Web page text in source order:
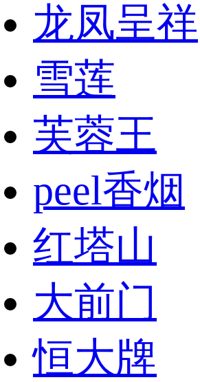
龙凤呈祥
雪莲
芙蓉王
peel香烟
红塔山
大前门
恒大牌